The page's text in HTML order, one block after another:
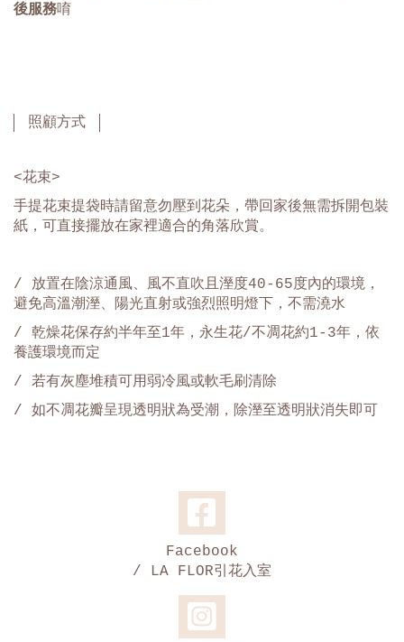
後服務唷
照顧方式
<花束>
手提花束提袋時請留意勿壓到花朵，帶回家後無需拆開包裝
紙，可直接擺放在家裡適合的角落欣賞。
/ 放置在陰涼通風、風不直吹且溼度40-65度內的環境，
避免高溫潮溼、陽光直射或強烈照明燈下，不需澆水
/ 乾燥花保存約半年至1年，永生花/不凋花約1-3年，依
養護環境而定
/ 若有灰塵堆積可用弱冷風或軟毛刷清除
/ 如不凋花瓣呈現透明狀為受潮，除溼至透明狀消失即可
Facebook
/ LA FLOR引花入室